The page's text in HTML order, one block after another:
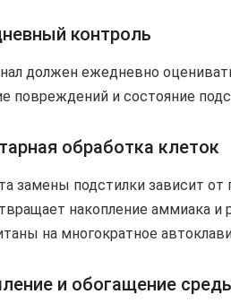
контроль
должен ежедневно
повреждений и состояние
обработка клеток
замены подстилки зависит от
накопление аммиака
на многократное
и обогащение